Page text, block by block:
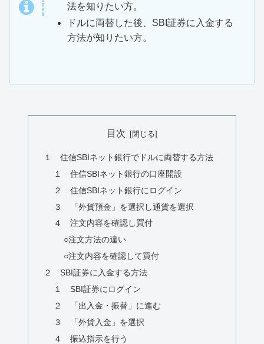
法を知りたい方。
ドルに両替した後、SBI証券に入金する
方法が知りたい方。
目次
１ 住信SBIネット銀行でドルに両替する方法
１ 住信SBIネット銀行の口座開設
２ 住信SBIネット銀行にログイン
３ 「外貨預金」を選択し通貨を選択
４ 注文内容を確認し買付
○注文方法の違い
○注文内容を確認して買付
２ SBI証券に入金する方法
１ SBI証券にログイン
２ 「出入金・振替」に進む
３ 「外貨入金」を選択
４ 振込指示を行う